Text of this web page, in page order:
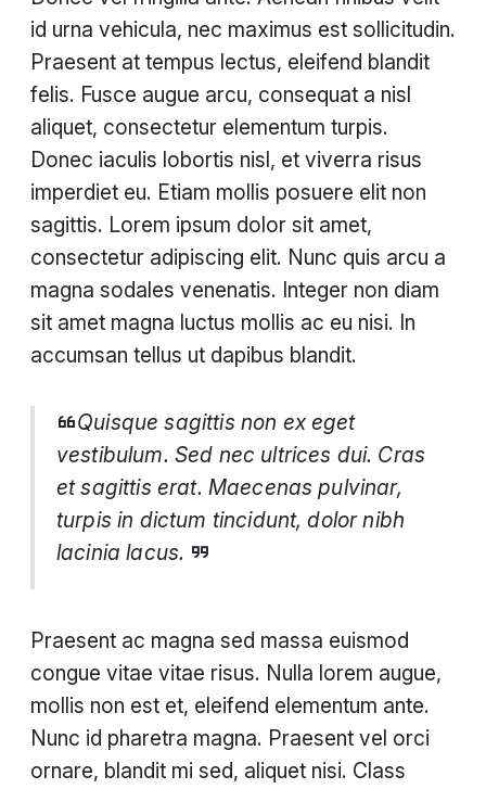
id urna vehicula, nec maximus est sollicitudin.
Praesent at tempus lectus, eleifend blandit
felis. Fusce augue arcu, consequat a nisl
aliquet, consectetur elementum turpis.
Donec iaculis lobortis nisl, et viverra risus
imperdiet eu. Etiam mollis posuere elit non
sagittis. Lorem ipsum dolor sit amet,
consectetur adipiscing elit. Nunc quis arcu a
magna sodales venenatis. Integer non diam
sit amet magna luctus mollis ac eu nisi. In
accumsan tellus ut dapibus blandit.
Quisque sagittis non ex eget
vestibulum. Sed nec ultrices dui. Cras
et sagittis erat. Maecenas pulvinar,
turpis in dictum tincidunt, dolor nibh
lacinia lacus.
Praesent ac magna sed massa euismod
congue vitae vitae risus. Nulla lorem augue,
mollis non est et, eleifend elementum ante.
Nunc id pharetra magna. Praesent vel orci
ornare, blandit mi sed, aliquet nisi. Class